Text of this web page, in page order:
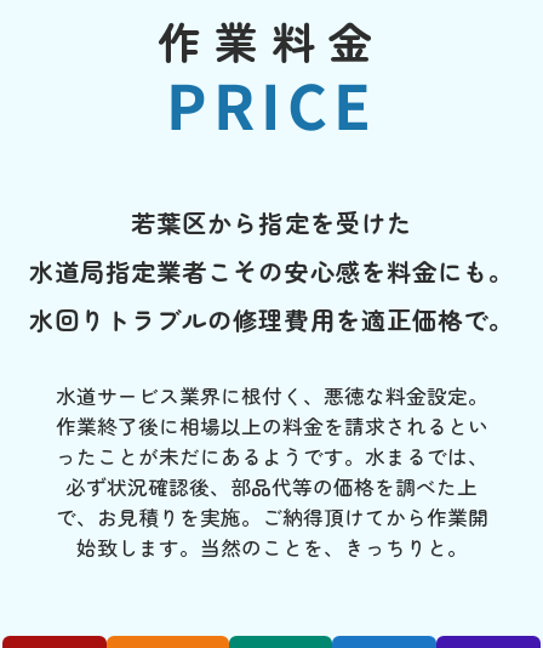
作業料金
PRICE
若葉区から指定を受けた
水道局指定業者こその安心感を料金にも。
水回りトラブルの修理費用を適正価格で。
水道サービス業界に根付く、悪徳な料金設定。
作業終了後に相場以上の料金を請求されるとい
ったことが未だにあるようです。水まるでは、
必ず状況確認後、部品代等の価格を調べた上
で、お見積りを実施。ご納得頂けてから作業開
始致します。当然のことを、きっちりと。